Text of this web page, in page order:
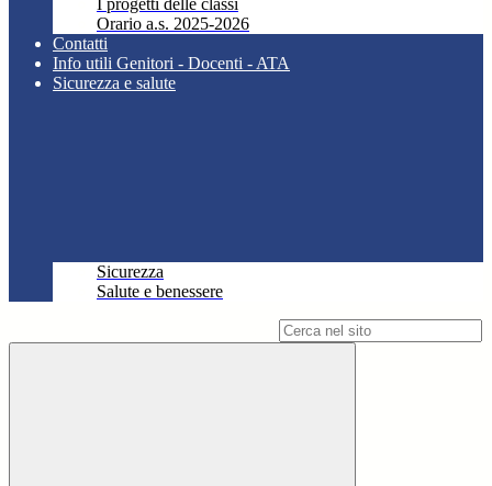
I progetti delle classi
Orario a.s. 2025-2026
Contatti
Info utili Genitori - Docenti - ATA
Sicurezza e salute
Sicurezza
Salute e benessere